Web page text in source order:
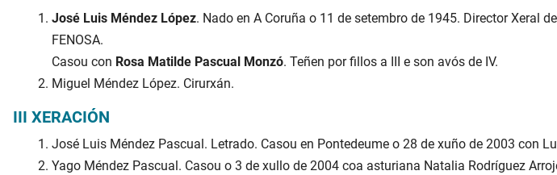
José Luis Méndez López. Nado en A Coruña o 11 de setembro de 1945. Director Xeral
FENOSA.
Casou con Rosa Matilde Pascual Monzó. Teñen por fillos a III e son avós de IV.
Miguel Méndez López. Cirurxán.
III XERACIÓN
José Luis Méndez Pascual. Letrado. Casou en Pontedeume o 28 de xuño de 2003 con
Yago Méndez Pascual. Casou o 3 de xullo de 2004 coa asturiana Natalia Rodríguez